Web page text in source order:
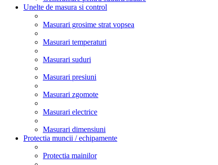
Unelte de masura si control
Masurari grosime strat vopsea
Masurari temperaturi
Masurari suduri
Masurari presiuni
Masurari zgomote
Masurari electrice
Masurari dimensiuni
Protectia muncii / echipamente
Protectia mainilor